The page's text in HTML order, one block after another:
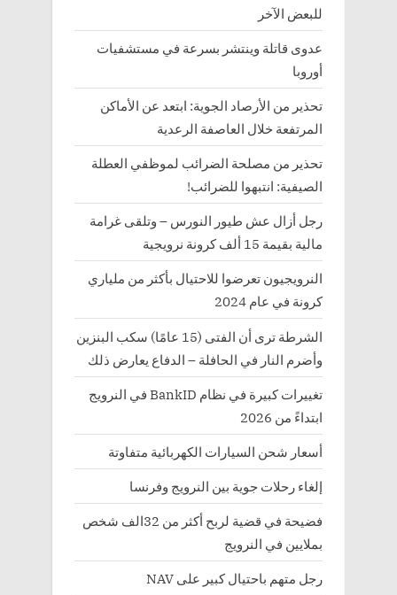
للبعض الآخر
عدوى قاتلة وينتشر بسرعة في مستشفيات
أوروبا
تحذير من الأرصاد الجوية: ابتعد عن الأماكن
المرتفعة خلال العاصفة الرعدية
تحذير من مصلحة الضرائب لموظفي العطلة
الصيفية: انتبهوا للضرائب!
رجل أزال عش طيور النورس – وتلقى غرامة
مالية بقيمة 15 ألف كرونة نرويجية
النرويجيون تعرضوا للاحتيال بأكثر من ملياري
كرونة في عام 2024
الشرطة ترى أن الفتى (15 عامًا) سكب البنزين
وأضرم النار في الحافلة – الدفاع يعارض ذلك
تغييرات كبيرة في نظام BankID في النرويج
ابتداءً من 2026
أسعار شحن السيارات الكهربائية متفاوتة
إلغاء رحلات جوية بين النرويج وفرنسا
فضيحة في قضية لربح أكثر من 32الف شخص
بملايين في النرويج
رجل متهم باحتيال كبير على NAV